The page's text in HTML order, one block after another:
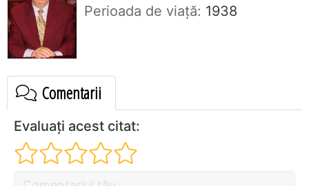
Perioada de viaţă: 1938
Comentarii
Evaluați acest citat: